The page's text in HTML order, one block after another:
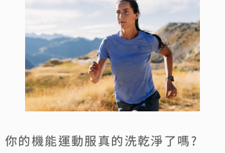
你的機能運動服真的洗乾淨了嗎?